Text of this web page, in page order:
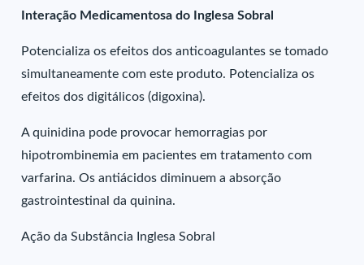
Interação Medicamentosa do Inglesa Sobral
Potencializa os efeitos dos anticoagulantes se tomado
simultaneamente com este produto. Potencializa os
efeitos dos digitálicos (digoxina).
A quinidina pode provocar hemorragias por
hipotrombinemia em pacientes em tratamento com
varfarina. Os antiácidos diminuem a absorção
gastrointestinal da quinina.
Ação da Substância Inglesa Sobral